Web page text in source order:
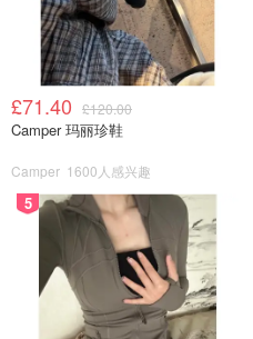
£71.40 £120.00
Camper 玛丽珍鞋
Camper 1600人感兴趣
5